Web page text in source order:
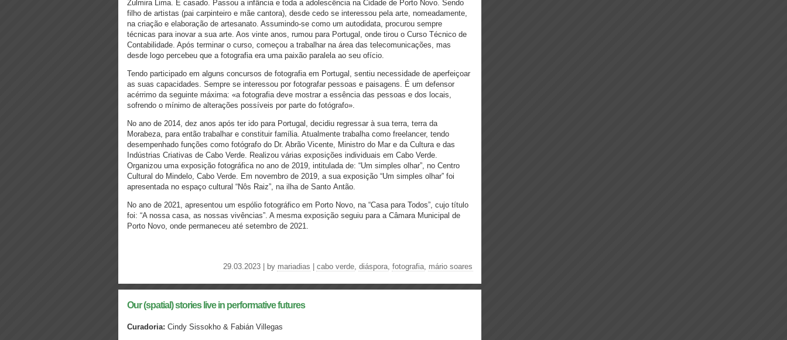
Zulmira Lima. É casado. Passou a infância e toda a adolescência na Cidade de Porto Novo. Sendo
filho de artistas (pai carpinteiro e mãe cantora), desde cedo se interessou pela arte, nomeadamente,
na criação e elaboração de artesanato. Assumindo-se como um autodidata, procurou sempre
técnicas para inovar a sua arte. Aos vinte anos, rumou para Portugal, onde tirou o Curso Técnico de
Contabilidade. Após terminar o curso, começou a trabalhar na área das telecomunicações, mas
desde logo percebeu que a fotografia era uma paixão paralela ao seu ofício.
Tendo participado em alguns concursos de fotografia em Portugal, sentiu necessidade de aperfeiçoar
as suas capacidades. Sempre se interessou por fotografar pessoas e paisagens. É um defensor
acérrimo da seguinte máxima: «a fotografia deve mostrar a essência das pessoas e dos locais,
sofrendo o mínimo de alterações possíveis por parte do fotógrafo».
No ano de 2014, dez anos após ter ido para Portugal, decidiu regressar à sua terra, terra da
Morabeza, para então trabalhar e constituir família. Atualmente trabalha como freelancer, tendo
desempenhado funções como fotógrafo do Dr. Abrão Vicente, Ministro do Mar e da Cultura e das
Indústrias Criativas de Cabo Verde. Realizou várias exposições individuais em Cabo Verde.
Organizou uma exposição fotográfica no ano de 2019, intitulada de: “Um simples olhar”, no Centro
Cultural do Mindelo, Cabo Verde. Em novembro de 2019, a sua exposição “Um simples olhar” foi
apresentada no espaço cultural “Nôs Raiz”, na ilha de Santo Antão.
No ano de 2021, apresentou um espólio fotográfico em Porto Novo, na “Casa para Todos”, cujo título
foi: “A nossa casa, as nossas vivências”. A mesma exposição seguiu para a Câmara Municipal de
Porto Novo, onde permaneceu até setembro de 2021.
29.03.2023 | by mariadias cabo verde, diáspora, fotografia, mário soares
Our (spatial) stories live in performative futures
Curadoria: Cindy Sissokho & Fabián Villegas